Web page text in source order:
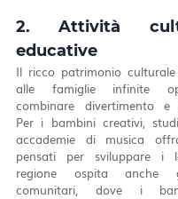
2. Attività
educative
Il ricco patrimonio
alle famiglie infinite
combinare divertimento e
Per i bambini creativi,
accademie di musica
pensati per sviluppare i
regione ospita anche
comunitari, dove i